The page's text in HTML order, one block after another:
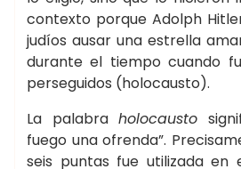
contexto porque Adolph
judíos ausar una estrella
durante el tiempo cuando
perseguidos (holocausto).
La palabraholocausto
fuego una ofrenda”.
seis puntas fue utilizada en